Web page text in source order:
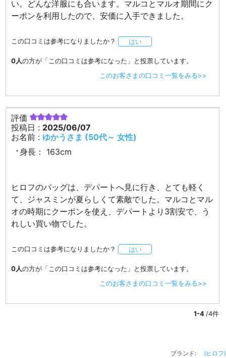
い。どんな洋服にも合います。マルコとマルオ期間にク
ーポンを利用したので、安価に入手できました。
この口コミは参考になりましたか？ はい
0人の方が「この口コミは参考になった」と投票しています。
このお客さまの口コミ一覧をみる>>
評価
投稿日 : 2025/06/07
お名前 : ゆかうさま (50代～ 女性)
身長：
163cm
ヒロフのバッグは、デパートへ見に行き、とても軽く
て、ジャスミンが夏らしくて素敵でした。マルコとマル
オの時期にクーポンを使え、デパートより3割安で、う
れしい買い物でした。
この口コミは参考になりましたか？ はい
0人の方が「この口コミは参考になった」と投票しています。
このお客さまの口コミ一覧をみる>>
1-4 /4件
ブランド: (ヒロフ)